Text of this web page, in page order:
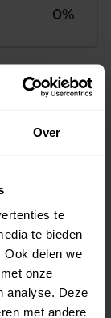
Over
te
te bieden
Ook delen we
onze
analyse. Deze
met andere
0%